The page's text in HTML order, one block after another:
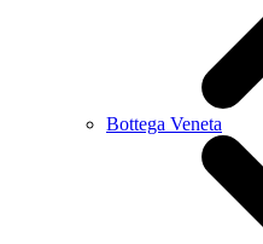
Bottega Veneta